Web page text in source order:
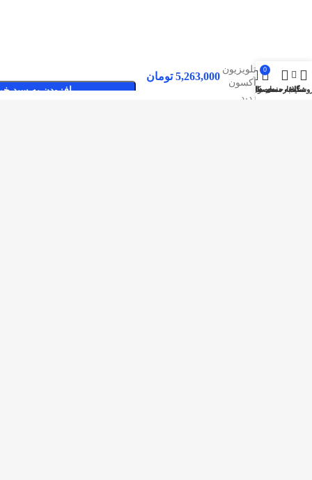
صفحات پربازدید
تلویزیون
آکسون
65166
5,263,000 تومان
افزودن به سبد سایدبار
علاقه مندی ها
0
محصول
حساب کاربری من